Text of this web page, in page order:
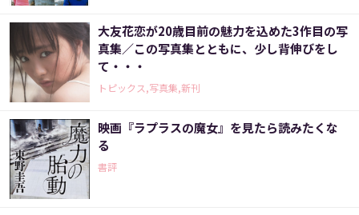
大友花恋が20歳目前の魅力を込めた3作目の写
真集／この写真集とともに、少し背伸びをし
て・・・
トピックス,写真集,新刊
映画『ラプラスの魔女』を見たら読みたくな
る
書評